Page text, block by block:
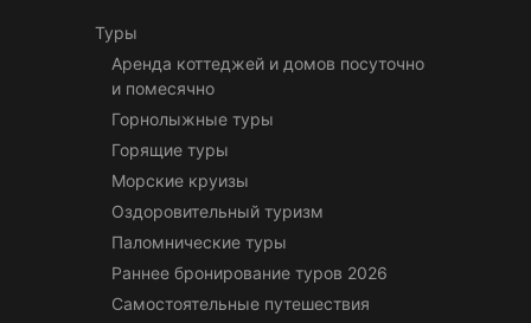
Туры
Аренда коттеджей и домов посуточно
и помесячно
Горнолыжные туры
Горящие туры
Морские круизы
Оздоровительный туризм
Паломнические туры
Раннее бронирование туров 2026
Самостоятельные путешествия